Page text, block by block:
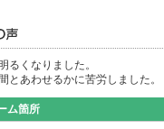
るくなりました。
とあわせるかに苦労しました。
ム箇所